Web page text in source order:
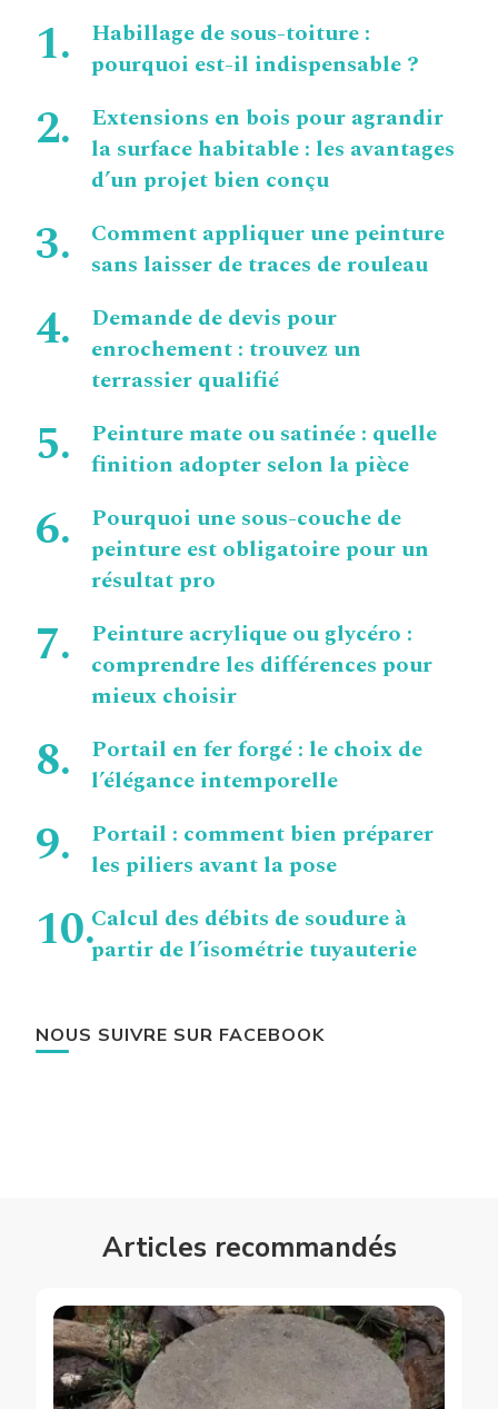
Habillage de sous-toiture :
pourquoi est-il indispensable ?
Extensions en bois pour agrandir
la surface habitable : les avantages
d’un projet bien conçu
Comment appliquer une peinture
sans laisser de traces de rouleau
Demande de devis pour
enrochement : trouvez un
terrassier qualifié
Peinture mate ou satinée : quelle
finition adopter selon la pièce
Pourquoi une sous-couche de
peinture est obligatoire pour un
résultat pro
Peinture acrylique ou glycéro :
comprendre les différences pour
mieux choisir
Portail en fer forgé : le choix de
l’élégance intemporelle
Portail : comment bien préparer
les piliers avant la pose
Calcul des débits de soudure à
partir de l’isométrie tuyauterie
NOUS SUIVRE SUR FACEBOOK
Articles recommandés